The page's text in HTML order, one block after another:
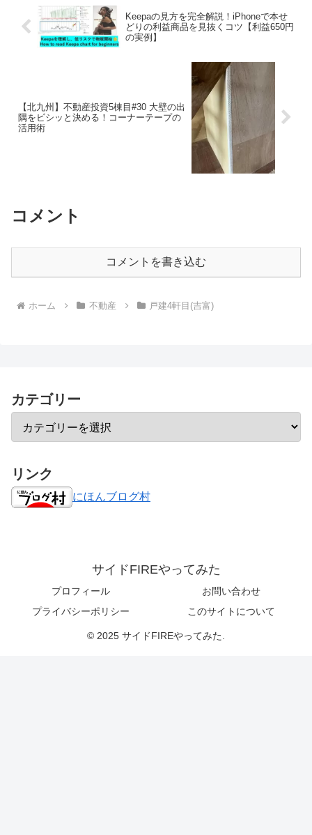
Keepaの見方を完全解説！iPhoneで本せ
どりの利益商品を見抜くコツ【利益650円
の実例】
【北九州】不動産投資5棟目#30 大壁の出
隅をビシッと決める！コーナーテープの
活用術
コメント
コメントを書き込む
ホーム 不動産 戸建4軒目(吉富)
カテゴリー
リンク
にほんブログ村
サイドFIREやってみた
プロフィール
お問い合わせ
プライバシーポリシー
このサイトについて
© 2025 サイドFIREやってみた.